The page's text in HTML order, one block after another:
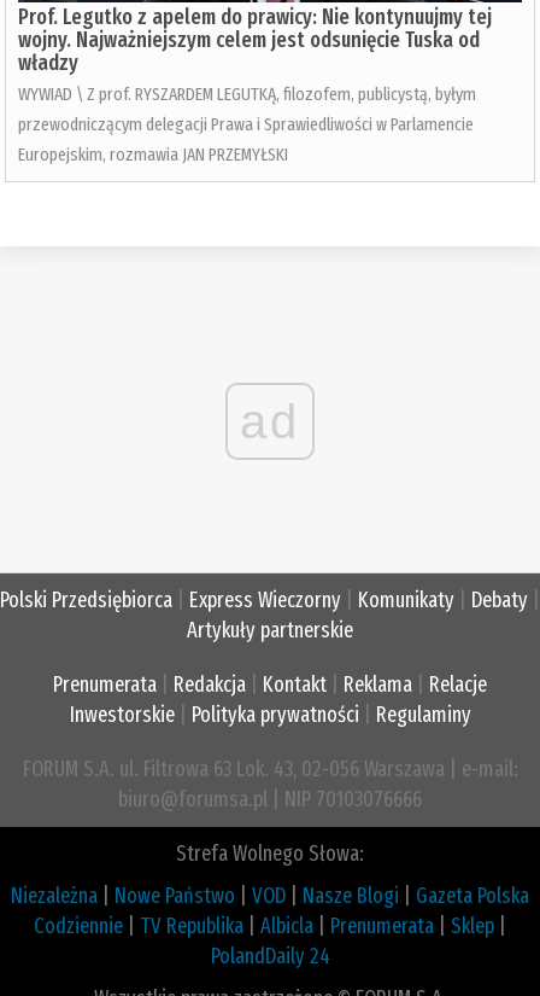
Prof. Legutko z apelem do prawicy: Nie kontynuujmy tej
wojny. Najważniejszym celem jest odsunięcie Tuska od
władzy
WYWIAD \ Z prof. RYSZARDEM LEGUTKĄ, filozofem, publicystą, byłym
przewodniczącym delegacji Prawa i Sprawiedliwości w Parlamencie
Europejskim, rozmawia JAN PRZEMYŁSKI
ad
Polski Przedsiębiorca Express Wieczorny Komunikaty Debaty
Artykuły partnerskie
Prenumerata Redakcja Kontakt Reklama
Relacje
Inwestorskie| Polityka prywatności Regulaminy
FORUM S.A. ul. Filtrowa 63 Lok. 43, 02-056 Warszawa | e-mail:
biuro@forumsa.pl | NIP 70103076666
Strefa Wolnego Słowa:
Niezależna
Nowe Państwo VOD Nasze Blogi
Gazeta Polska
Codziennie
TV Republika Albicla Prenumerata Sklep
PolandDaily 24